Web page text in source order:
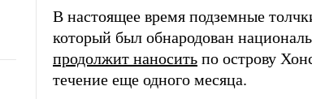
В настоящее время подземные
который был обнародован
продолжит наносить по острову
течение еще одного месяца.